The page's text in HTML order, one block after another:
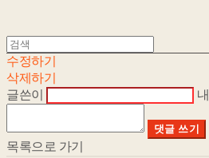
수정하기
삭제하기
글쓴이
댓글 쓰기
목록으로 가기